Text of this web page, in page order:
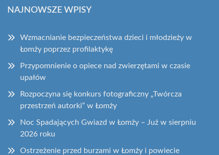
NAJNOWSZE WPISY
Wzmacnianie bezpieczeństwa dzieci i młodzieży w
Łomży poprzez profilaktykę
Przypomnienie o opiece nad zwierzętami w czasie
upałów
Rozpoczyna się konkurs fotograficzny „Twórcza
przestrzeń autorki” w Łomży
Noc Spadających Gwiazd w Łomży – Już w sierpniu
2026 roku
Ostrzeżenie przed burzami w Łomży i powiecie